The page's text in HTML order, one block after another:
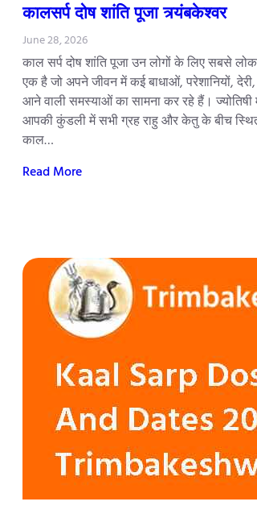
कालसर्प दोष शांति पूजा त्र्यंबकेश्वर
June 28, 2026
काल सर्प दोष शांति पूजा उन लोगों के लिए सबसे
एक है जो अपने जीवन में कई बाधाओं, परेशानियों,
आने वाली समस्याओं का सामना कर रहे हैं।
आपकी कुंडली में सभी ग्रह राहु और केतु के बीच
काल…
Read More